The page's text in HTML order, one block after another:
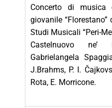
Concerto di musica
giovanile “Florestano”
Studi Musicali “Peri-
Castelnuovo
Gabrielangela
J.Brahms, P. I.
Rota, E. Morricone.